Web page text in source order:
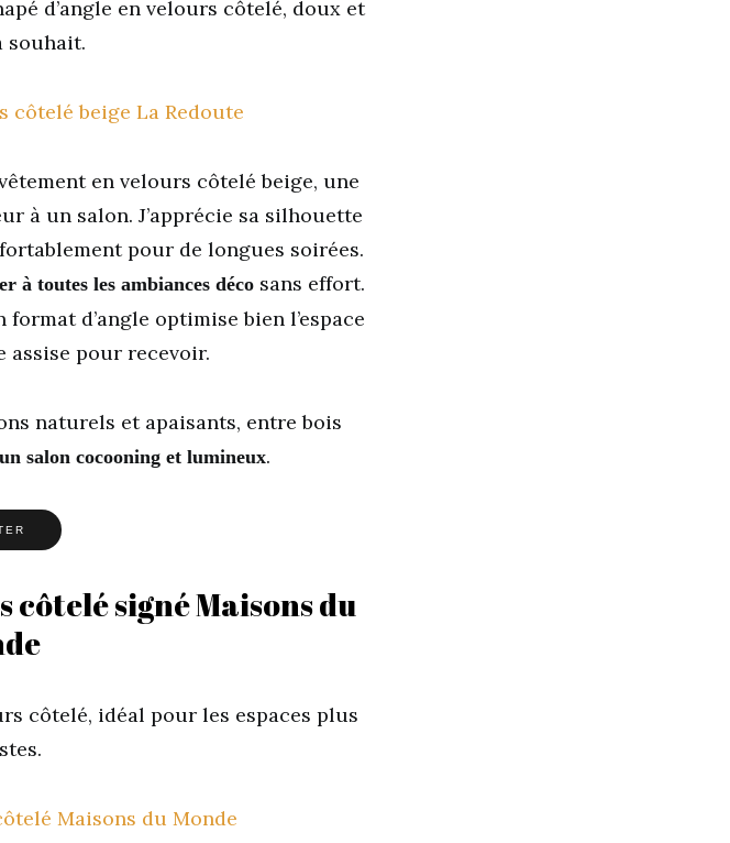
d’angle en velours côtelé, doux et
souhait.
en velours côtelé beige, une
à un salon. J’apprécie sa silhouette
pour de longues soirées.
à toutes les ambiances décosans effort.
d’angle optimise bien l’espace
pour recevoir.
naturels et apaisants, entre bois
un salon cocooning et lumineux.
signé Maisons du
côtelé, idéal pour les espaces plus